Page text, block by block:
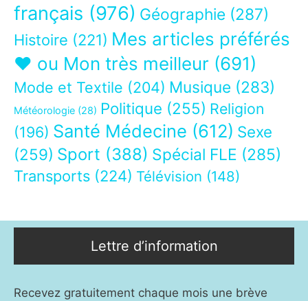
français (976) Géographie (287)
Histoire (221) Mes articles préférés
❤ ou Mon très meilleur (691)
Mode et Textile (204) Musique (283)
Météorologie (28) Politique (255) Religion
(196) Santé Médecine (612) Sexe
(259) Sport (388) Spécial FLE (285)
Transports (224) Télévision (148)
Lettre d’information
Recevez gratuitement chaque mois une brève